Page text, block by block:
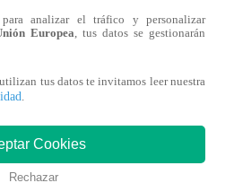
analizar el tráfico y personalizar
Europea, tus datos se gestionarán
tus datos te invitamos leer nuestra
.
Cookies
Rechazar